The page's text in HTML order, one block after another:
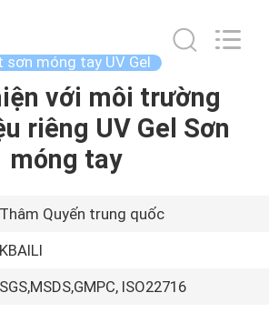
sơn móng tay UV Gel
với môi trường
riêng UV Gel Sơn
móng tay
Thâm Quyến trung quốc
KBAILI
SGS,MSDS,GMPC, ISO22716